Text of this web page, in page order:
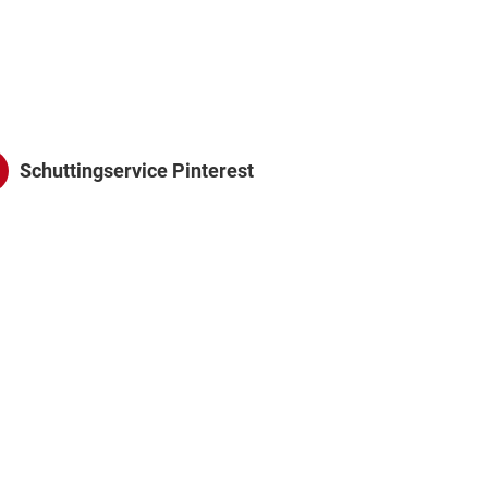
Schuttingservice Pinterest